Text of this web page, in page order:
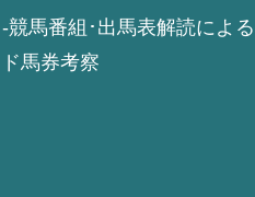
馬番組･出馬表解読による
馬券考察